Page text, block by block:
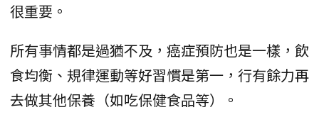
很重要。
所有事情都是過猶不及，癌症預防也是一樣，飲
食均衡、規律運動等好習慣是第一，行有餘力再
去做其他保養（如吃保健食品等）。